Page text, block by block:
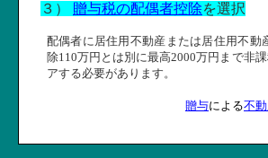
３） 贈与税の配偶者控除を選択
配偶者に居住用不動産または居住用不
除110万円とは別に最高2000万円まで非
アする必要があります。
贈与による不